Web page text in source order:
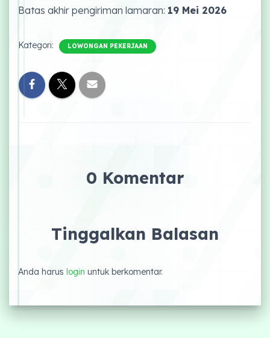
Batas akhir pengiriman lamaran: 19 Mei 2026
Kategori: LOWONGAN PEKERJAAN
0 Komentar
Tinggalkan Balasan
Anda harus login untuk berkomentar.